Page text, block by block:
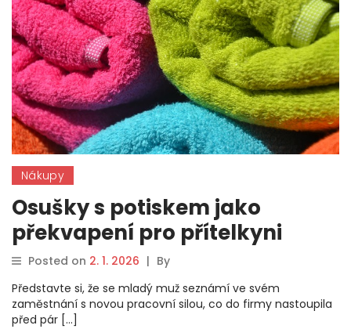
Nákupy
Osušky s potiskem jako
překvapení pro přítelkyni
Posted on 2. 1. 2026 | By
Představte si, že se mladý muž seznámí ve svém
zaměstnání s novou pracovní silou, co do firmy nastoupila
před pár […]